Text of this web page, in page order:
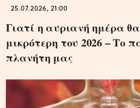
25.07.2026, 21:00
Γιατί η αυριανή ημέρα
μικρότερη του 2026 – Το
πλανήτη μας